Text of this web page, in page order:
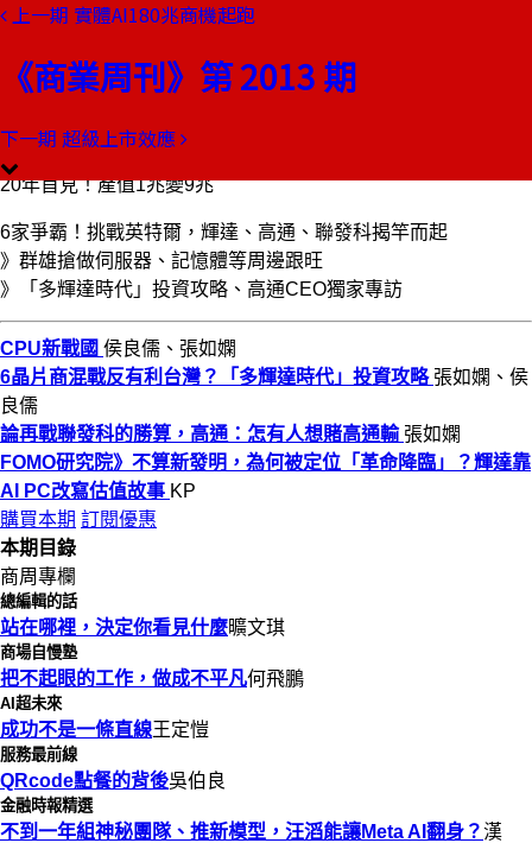
上一期 實體AI180兆商機起跑
《商業周刊》第 2013 期
下一期 超級上市效應
本期目錄
CPU新戰國
20年首見！產值1兆變9兆
6家爭霸！挑戰英特爾，輝達、高通、聯發科揭竿而起
》群雄搶做伺服器、記憶體等周邊跟旺
》「多輝達時代」投資攻略、高通CEO獨家專訪
CPU新戰國 侯良儒、張如嫻
6晶片商混戰反有利台灣？「多輝達時代」投資攻略 張如嫻、侯
良儒
論再戰聯發科的勝算，高通：怎有人想賭高通輸 張如嫻
FOMO研究院》不算新發明，為何被定位「革命降臨」？輝達靠
AI PC改寫估值故事 KP
購買本期 訂閱優惠
本期目錄
商周專欄
總編輯的話
站在哪裡，決定你看見什麼曠文琪
商場自慢塾
把不起眼的工作，做成不平凡何飛鵬
AI超未來
成功不是一條直線王定愷
服務最前線
QRcode點餐的背後吳伯良
金融時報精選
不到一年組神秘團隊、推新模型，汪滔能讓Meta AI翻身？漢